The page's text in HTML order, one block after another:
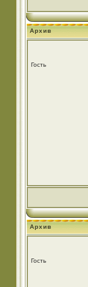
Архив
Гость
Архив
Гость